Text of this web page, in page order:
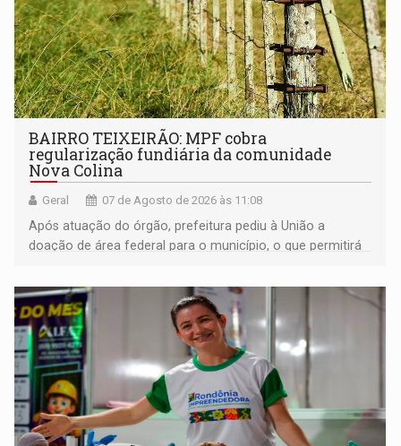
BAIRRO TEIXEIRÃO: MPF cobra
regularização fundiária da comunidade
Nova Colina
Geral 07 de Agosto de 2026 às 11:08
Após atuação do órgão, prefeitura pediu à União a
doação de área federal para o município, o que permitirá